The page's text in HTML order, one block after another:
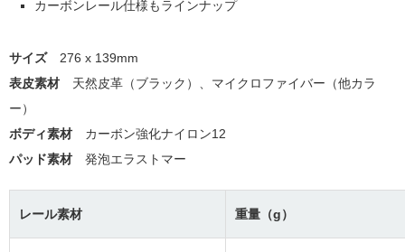
カーボンレール仕様もラインナップ
サイズ276 x 139mm
表皮素材 天然皮革（ブラック）、マイクロファイバー（他カラ
ー）
ボディ素材 カーボン強化ナイロン12
パッド素材 発泡エラストマー
レール素材 重量（g）